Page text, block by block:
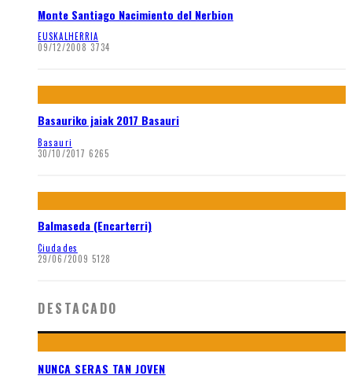
Monte Santiago Nacimiento del Nerbion
EUSKALHERRIA
09/12/2008 3734
Basauriko jaiak 2017 Basauri
Basauri
30/10/2017 6265
Balmaseda (Encarterri)
Ciudades
29/06/2009 5128
DESTACADO
NUNCA SERAS TAN JOVEN